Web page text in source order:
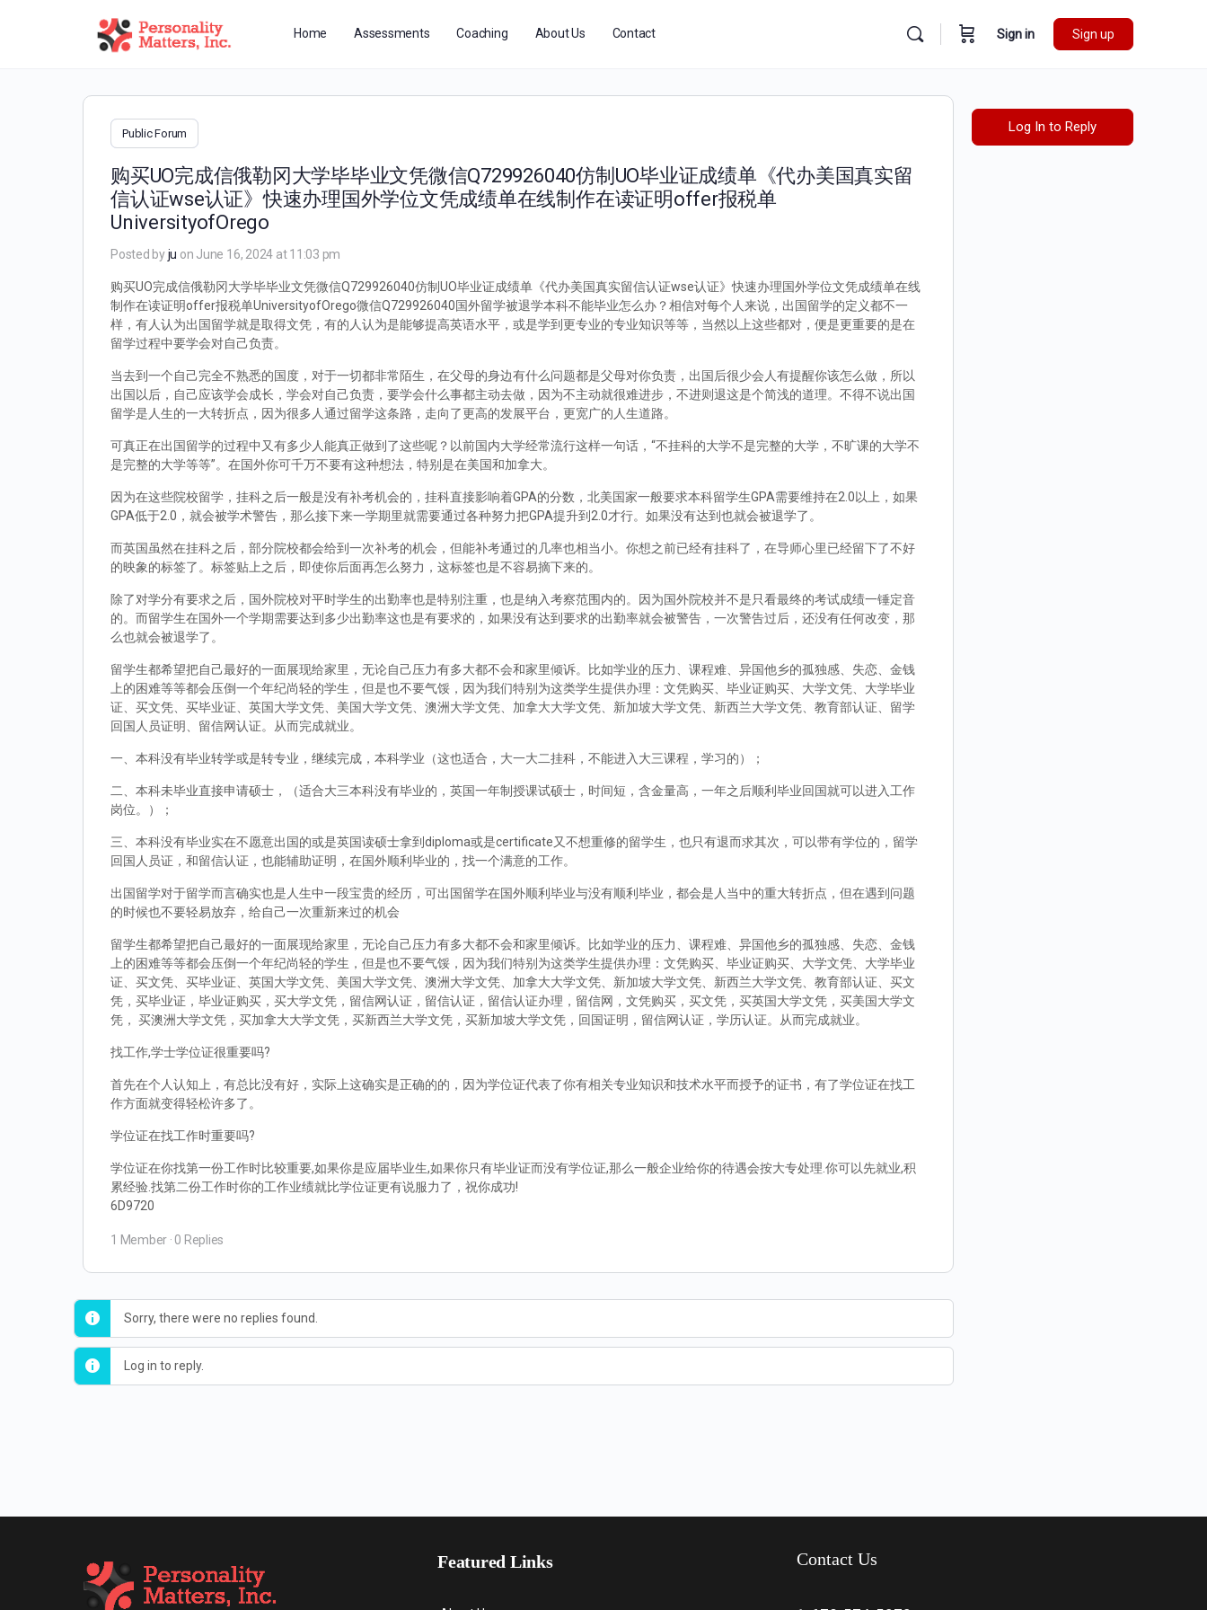
Home Assessments Coaching About Us Contact Sign in Sign up
Public Forum
购买UO完成信俄勒冈大学毕毕业文凭微信Q729926040仿制UO毕业证成绩单《代办美国真实留
信认证wse认证》快速办理国外学位文凭成绩单在线制作在读证明offer报税单
UniversityofOrego
Posted byju on June 16, 2024 at 11:03 pm
购买UO完成信俄勒冈大学毕毕业文凭微信Q729926040仿制UO毕业证成绩单《代办美国真实留信认证wse认证》快速办理国外学位文凭成绩单在线
制作在读证明offer报税单UniversityofOrego微信Q729926040国外留学被退学本科不能毕业怎么办？相信对每个人来说，出国留学的定义都不一
样，有人认为出国留学就是取得文凭，有的人认为是能够提高英语水平，或是学到更专业的专业知识等等，当然以上这些都对，便是更重要的是在
留学过程中要学会对自己负责。
当去到一个自己完全不熟悉的国度，对于一切都非常陌生，在父母的身边有什么问题都是父母对你负责，出国后很少会人有提醒你该怎么做，所以
出国以后，自己应该学会成长，学会对自己负责，要学会什么事都主动去做，因为不主动就很难进步，不进则退这是个简浅的道理。不得不说出国
留学是人生的一大转折点，因为很多人通过留学这条路，走向了更高的发展平台，更宽广的人生道路。
可真正在出国留学的过程中又有多少人能真正做到了这些呢？以前国内大学经常流行这样一句话，“不挂科的大学不是完整的大学，不旷课的大学不
是完整的大学等等”。在国外你可千万不要有这种想法，特别是在美国和加拿大。
因为在这些院校留学，挂科之后一般是没有补考机会的，挂科直接影响着GPA的分数，北美国家一般要求本科留学生GPA需要维持在2.0以上，如果
GPA低于2.0，就会被学术警告，那么接下来一学期里就需要通过各种努力把GPA提升到2.0才行。如果没有达到也就会被退学了。
而英国虽然在挂科之后，部分院校都会给到一次补考的机会，但能补考通过的几率也相当小。你想之前已经有挂科了，在导师心里已经留下了不好
的映象的标签了。标签贴上之后，即使你后面再怎么努力，这标签也是不容易摘下来的。
除了对学分有要求之后，国外院校对平时学生的出勤率也是特别注重，也是纳入考察范围内的。因为国外院校并不是只看最终的考试成绩一锤定音
的。而留学生在国外一个学期需要达到多少出勤率这也是有要求的，如果没有达到要求的出勤率就会被警告，一次警告过后，还没有任何改变，那
么也就会被退学了。
留学生都希望把自己最好的一面展现给家里，无论自己压力有多大都不会和家里倾诉。比如学业的压力、课程难、异国他乡的孤独感、失恋、金钱
上的困难等等都会压倒一个年纪尚轻的学生，但是也不要气馁，因为我们特别为这类学生提供办理：文凭购买、毕业证购买、大学文凭、大学毕业
证、买文凭、买毕业证、英国大学文凭、美国大学文凭、澳洲大学文凭、加拿大大学文凭、新加坡大学文凭、新西兰大学文凭、教育部认证、留学
回国人员证明、留信网认证。从而完成就业。
一、本科没有毕业转学或是转专业，继续完成，本科学业（这也适合，大一大二挂科，不能进入大三课程，学习的）；
二、本科未毕业直接申请硕士，（适合大三本科没有毕业的，英国一年制授课试硕士，时间短，含金量高，一年之后顺利毕业回国就可以进入工作
岗位。）；
三、本科没有毕业实在不愿意出国的或是英国读硕士拿到diploma或是certificate又不想重修的留学生，也只有退而求其次，可以带有学位的，留学
回国人员证，和留信认证，也能辅助证明，在国外顺利毕业的，找一个满意的工作。
出国留学对于留学而言确实也是人生中一段宝贵的经历，可出国留学在国外顺利毕业与没有顺利毕业，都会是人当中的重大转折点，但在遇到问题
的时候也不要轻易放弃，给自己一次重新来过的机会
留学生都希望把自己最好的一面展现给家里，无论自己压力有多大都不会和家里倾诉。比如学业的压力、课程难、异国他乡的孤独感、失恋、金钱
上的困难等等都会压倒一个年纪尚轻的学生，但是也不要气馁，因为我们特别为这类学生提供办理：文凭购买、毕业证购买、大学文凭、大学毕业
证、买文凭、买毕业证、英国大学文凭、美国大学文凭、澳洲大学文凭、加拿大大学文凭、新加坡大学文凭、新西兰大学文凭、教育部认证、买文
凭，买毕业证，毕业证购买，买大学文凭，留信网认证，留信认证，留信认证办理，留信网，文凭购买，买文凭，买英国大学文凭，买美国大学文
凭， 买澳洲大学文凭，买加拿大大学文凭，买新西兰大学文凭，买新加坡大学文凭，回国证明，留信网认证，学历认证。从而完成就业。
找工作,学士学位证很重要吗?
首先在个人认知上，有总比没有好，实际上这确实是正确的的，因为学位证代表了你有相关专业知识和技术水平而授予的证书，有了学位证在找工
作方面就变得轻松许多了。
学位证在找工作时重要吗?
学位证在你找第一份工作时比较重要,如果你是应届毕业生,如果你只有毕业证而没有学位证,那么一般企业给你的待遇会按大专处理.你可以先就业,积
累经验.找第二份工作时你的工作业绩就比学位证更有说服力了，祝你成功!
6D9720
1 Member · 0 Replies
Sorry, there were no replies found.
Log in to reply.
Log In to Reply
Featured Links Contact Us